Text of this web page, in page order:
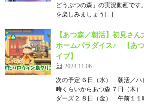
どうぶつの森」の実況動画です
を楽しみましょう[…]
【あつ森／朝活】初見さ
ホームパラダイス♪ 【あ
イブ】
2024.11.06
次の予定 ６日（水） 朝
時くらいからあつ森 ７日（木
ダーズ２ ８日（金） 午前１１